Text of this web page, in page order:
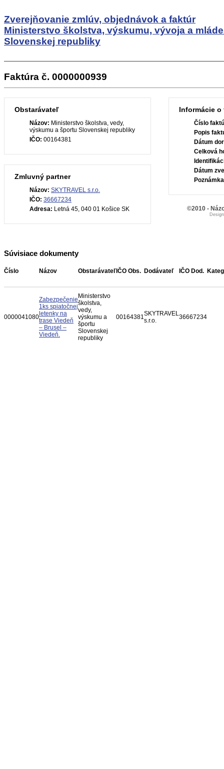
Zverejňovanie zmlúv, objednávok a faktúr
Ministerstvo školstva, výskumu, vývoja a
Slovenskej republiky
Faktúra č. 0000000939
Obstarávateľ
Názov: Ministerstvo školstva, vedy,
výskumu a športu Slovenskej republiky
IČO: 00164381
Zmluvný partner
Názov: SKYTRAVEL s.r.o.
IČO: 36667234
Adresa: Letná 45, 040 01 Košice SK
Informácie o
Číslo
Popis
Dátum
Celková
Dátum
Súvisiace dokumenty
Číslo Názov Obstarávateľ IČO Obs. Dodávateľ IČO Dod.
0000041080
Zabezpečenie
1ks spiatočnej
letenky na
trase Viedeň
– Brusel –
Viedeň.
Ministerstvo
školstva,
vedy,
výskumu a
športu
Slovenskej
republiky
00164381SKYTRAVEL
s.r.o.
36667234
©2010 -